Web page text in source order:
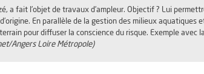
a fait l’objet de travaux d’ampleur. Objectif ? Lui
En parallèle de la gestion des milieux aquatiques
pour diffuser la conscience du risque. Exemple avec
Angers Loire Métropole)